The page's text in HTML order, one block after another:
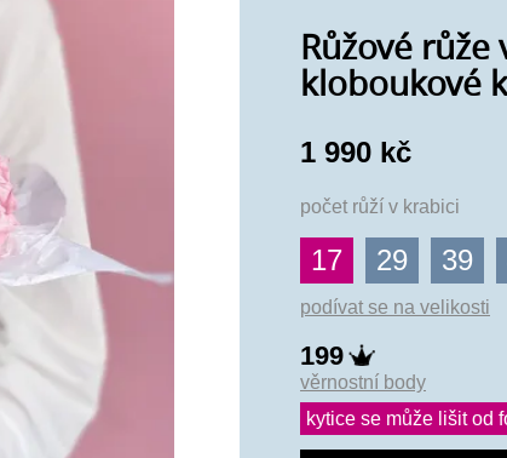
Růžové růže
kloboukové
1 990 kč
počet růží v krabici
17 29 39
podívat se na velikosti
199
věrnostní body
kytice se může lišit od